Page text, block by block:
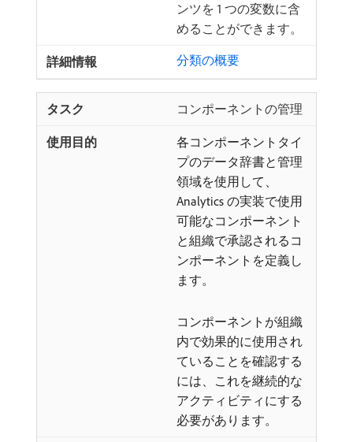
ンツを 1 つの変数に含
めることができます。
分類の概要
コンポーネントの管理
各コンポーネントタイ
プのデータ辞書と管理
領域を使用して、
Analytics の実装で使用
可能なコンポーネント
と組織で承認されるコ
ンポーネントを定義し
ます。
コンポーネントが組織
内で効果的に使用され
ていることを確認する
には、これを継続的な
アクティビティにする
必要があります。